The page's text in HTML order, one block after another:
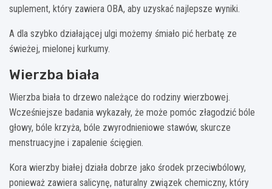
suplement, który zawiera OBA, aby uzyskać najlepsze wyniki.
A dla szybko działającej ulgi możemy śmiało pić herbatę ze
świeżej, mielonej kurkumy.
Wierzba biała
Wierzba biała to drzewo należące do rodziny wierzbowej.
Wcześniejsze badania wykazały, że może pomóc złagodzić bóle
głowy, bóle krzyża, bóle zwyrodnieniowe stawów, skurcze
menstruacyjne i zapalenie ścięgien.
Kora wierzby białej działa dobrze jako środek przeciwbólowy,
ponieważ zawiera salicynę, naturalny związek chemiczny, który